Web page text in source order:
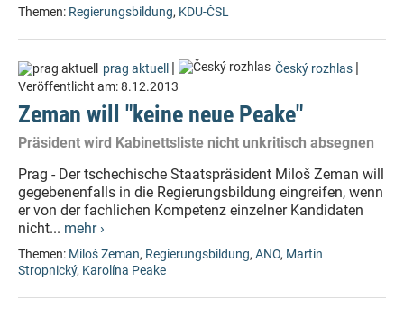
Themen: Regierungsbildung, KDU-ČSL
prag aktuell | Český rozhlas |
Veröffentlicht am:8.12.2013
Zeman will "keine neue Peake"
Präsident wird Kabinettsliste nicht unkritisch absegnen
Prag - Der tschechische Staatspräsident Miloš Zeman will
gegebenenfalls in die Regierungsbildung eingreifen, wenn
er von der fachlichen Kompetenz einzelner Kandidaten
nicht... mehr ›
Themen: Miloš Zeman, Regierungsbildung, ANO, Martin
Stropnický, Karolína Peake